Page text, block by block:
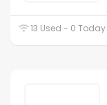
13 Used - 0 Today